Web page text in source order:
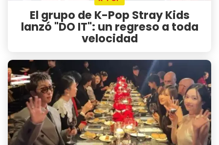
El grupo de K-Pop Stray Kids
lanzó "DO IT": un regreso a toda
velocidad